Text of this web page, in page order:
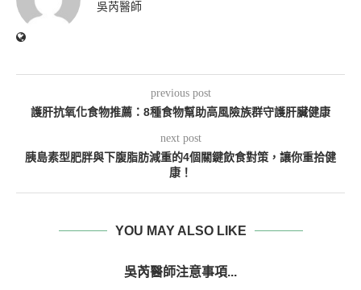
吳芮醫師
previous post
護肝抗氧化食物推薦：8種食物幫助高風險族群守護肝臟健康
next post
胰島素型肥胖與下腹脂肪減重的4個關鍵飲食對策，讓你重拾健
康！
YOU MAY ALSO LIKE
吳芮醫師注意事項...